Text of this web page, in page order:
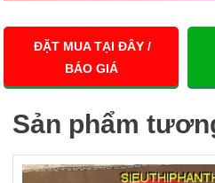
ĐẶT MUA TẠI ĐÂY /
BÁO GIÁ
Sản phẩm